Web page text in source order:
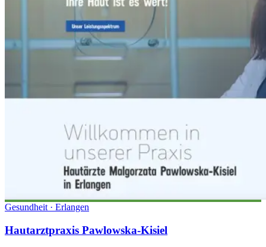
Gesundheit· Erlangen
Hautarztpraxis Pawlowska-Kisiel